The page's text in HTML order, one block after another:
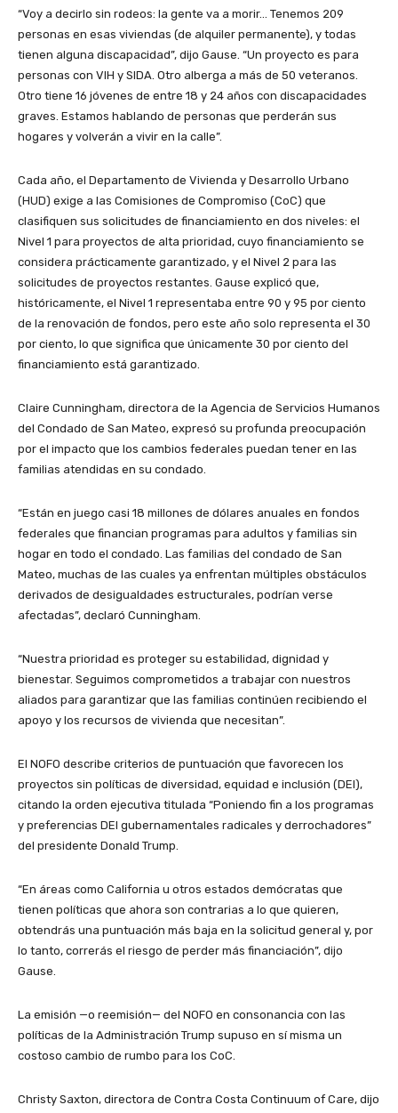
“Voy a decirlo sin rodeos: la gente va a morir… Tenemos 209
personas en esas viviendas (de alquiler permanente), y todas
tienen alguna discapacidad”, dijo Gause. “Un proyecto es para
personas con VIH y SIDA. Otro alberga a más de 50 veteranos.
Otro tiene 16 jóvenes de entre 18 y 24 años con discapacidades
graves. Estamos hablando de personas que perderán sus
hogares y volverán a vivir en la calle”.
Cada año, el Departamento de Vivienda y Desarrollo Urbano
(HUD) exige a las Comisiones de Compromiso (CoC) que
clasifiquen sus solicitudes de financiamiento en dos niveles: el
Nivel 1 para proyectos de alta prioridad, cuyo financiamiento se
considera prácticamente garantizado, y el Nivel 2 para las
solicitudes de proyectos restantes. Gause explicó que,
históricamente, el Nivel 1 representaba entre 90 y 95 por ciento
de la renovación de fondos, pero este año solo representa el 30
por ciento, lo que significa que únicamente 30 por ciento del
financiamiento está garantizado.
Claire Cunningham, directora de la Agencia de Servicios Humanos
del Condado de San Mateo, expresó su profunda preocupación
por el impacto que los cambios federales puedan tener en las
familias atendidas en su condado.
“Están en juego casi 18 millones de dólares anuales en fondos
federales que financian programas para adultos y familias sin
hogar en todo el condado. Las familias del condado de San
Mateo, muchas de las cuales ya enfrentan múltiples obstáculos
derivados de desigualdades estructurales, podrían verse
afectadas”, declaró Cunningham.
“Nuestra prioridad es proteger su estabilidad, dignidad y
bienestar. Seguimos comprometidos a trabajar con nuestros
aliados para garantizar que las familias continúen recibiendo el
apoyo y los recursos de vivienda que necesitan”.
El NOFO describe criterios de puntuación que favorecen los
proyectos sin políticas de diversidad, equidad e inclusión (DEI),
citando la orden ejecutiva titulada “Poniendo fin a los programas
y preferencias DEI gubernamentales radicales y derrochadores”
del presidente Donald Trump.
“En áreas como California u otros estados demócratas que
tienen políticas que ahora son contrarias a lo que quieren,
obtendrás una puntuación más baja en la solicitud general y, por
lo tanto, correrás el riesgo de perder más financiación”, dijo
Gause.
La emisión —o reemisión— del NOFO en consonancia con las
políticas de la Administración Trump supuso en sí misma un
costoso cambio de rumbo para los CoC.
Christy Saxton, directora de Contra Costa Continuum of Care, dijo